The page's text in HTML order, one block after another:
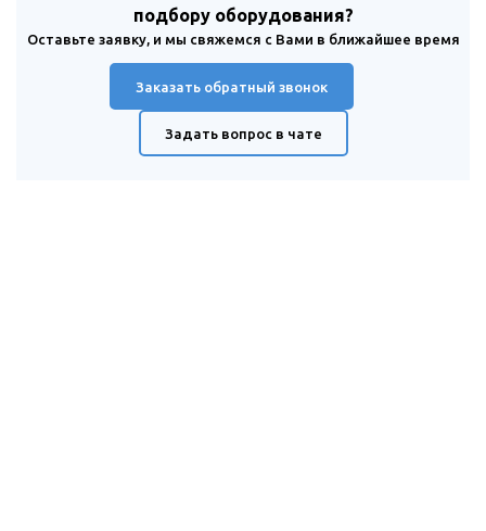
подбору оборудования?
Оставьте заявку, и мы свяжемся с Вами в ближайшее время
Заказать обратный звонок
Задать вопрос в чате